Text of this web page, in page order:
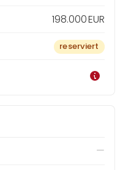
198.000 EUR
reserviert